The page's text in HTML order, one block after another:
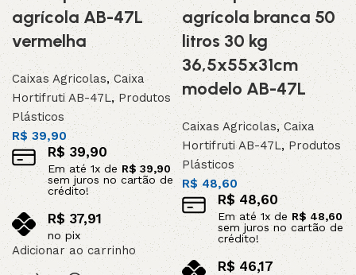
agrícola AB-47L
vermelha
Caixas Agricolas,Caixa
Hortifruti AB-47L, Produtos
Plásticos
R$ 39,90
R$39,90
Em até 1x de R$39,90
sem juros no cartão de
crédito!
R$37,91
no pix
Adicionar ao carrinho
agrícola branca 50
litros 30 kg
36,5x55x31cm
modelo AB-47L
Caixas Agricolas,Caixa
Hortifruti AB-47L,Produtos
Plásticos
R$ 48,60
R$48,60
Em até1x de R$ 48,60
sem juros no cartão de
crédito!
R$46,17